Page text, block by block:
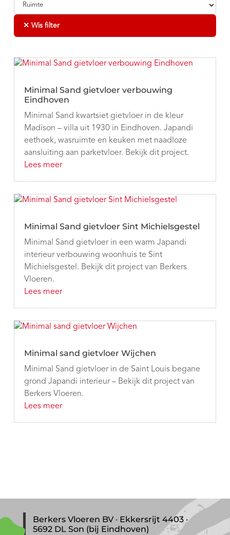
✕ Wis filter
Minimal Sand gietvloer verbouwing
Eindhoven
Minimal Sand kwartsiet gietvloer in de kleur
Madison – villa uit 1930 in Eindhoven. Japandi
eethoek, wasruimte en keuken met naadloze
aansluiting aan parketvloer. Bekijk dit project.
Lees meer
Minimal Sand gietvloer Sint Michielsgestel
Minimal Sand gietvloer in een warm Japandi
interieur verbouwing woonhuis te Sint
Michielsgestel. Bekijk dit project van Berkers
Vloeren.
Lees meer
Minimal sand gietvloer Wijchen
Minimal Sand gietvloer in de Saint Louis begane
grond Japandi interieur – Bekijk dit project van
Berkers Vloeren.
Lees meer
Berkers Vloeren BV · Ekkersrijt 4403 ·
5692 DL Son (bij Eindhoven)